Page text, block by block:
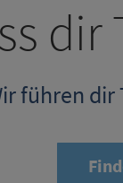
dir
führen dir